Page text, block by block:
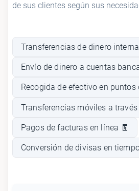
de sus clientes según sus
Transferencias de dinero
Envío de dinero a cuentas
Recogida de efectivo en puntos
Transferencias móviles a través
Pagos de facturas en línea 🧾
Conversión de divisas en